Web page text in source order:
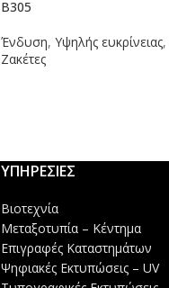
B305
Ένδυση, Υψηλής ευκρίνειας,
Ζακέτες
ΥΠΗΡΕΣΙΕΣ
Βιοτεχνία
Μεταξοτυπία – Κέντημα
Επιγραφές Καταστημάτων
Ψηφιακές Εκτυπώσεις – UV